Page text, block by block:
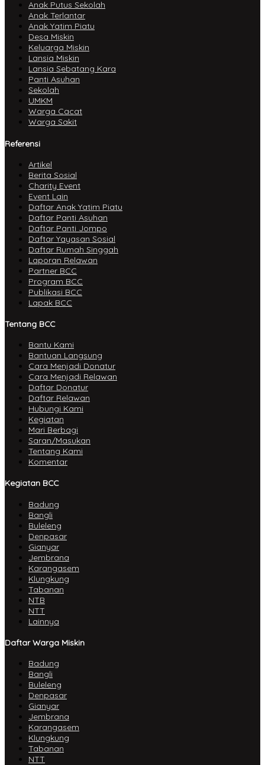
Anak Putus Sekolah
Anak Terlantar
Anak Yatim Piatu
Desa Miskin
Keluarga Miskin
Lansia Miskin
Lansia Sebatang Kara
Panti Asuhan
Sekolah
UMKM
Warga Cacat
Warga Sakit
Referensi
Artikel
Berita Sosial
Charity Event
Event Lain
Daftar Anak Yatim Piatu
Daftar Panti Asuhan
Daftar Panti Jompo
Daftar Yayasan Sosial
Daftar Rumah Singgah
Laporan Relawan
Partner BCC
Program BCC
Publikasi BCC
Lapak BCC
Tentang BCC
Bantu Kami
Bantuan Langsung
Cara Menjadi Donatur
Cara Menjadi Relawan
Daftar Donatur
Daftar Relawan
Hubungi Kami
Kegiatan
Mari Berbagi
Saran/Masukan
Tentang Kami
Komentar
Kegiatan BCC
Badung
Bangli
Buleleng
Denpasar
Gianyar
Jembrana
Karangasem
Klungkung
Tabanan
NTB
NTT
Lainnya
Daftar Warga Miskin
Badung
Bangli
Buleleng
Denpasar
Gianyar
Jembrana
Karangasem
Klungkung
Tabanan
NTT